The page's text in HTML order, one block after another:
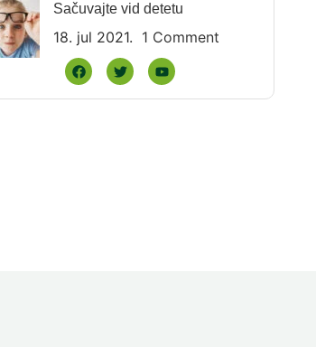
Sačuvajte vid detetu
18. jul 2021. 1 Comment